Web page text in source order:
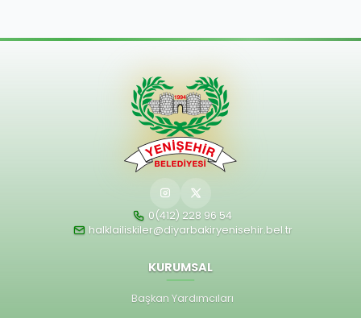
0(412) 228 96 54
halklailiskiler@diyarbakiryenisehir.bel.tr
KURUMSAL
Başkan Yardımcıları